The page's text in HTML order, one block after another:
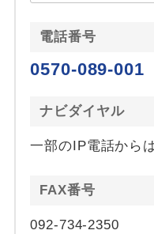
電話番号
0570-089-001
ナビダイヤル
一部のIP電話から
FAX番号
092-734-2350